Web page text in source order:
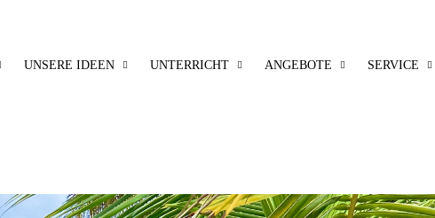
UNSERE IDEEN UNTERRICHT ANGEBOTE SERVICE